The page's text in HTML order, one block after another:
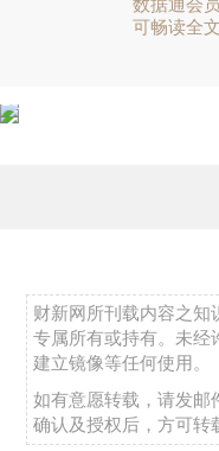
数据通会员
可畅读全文
财新网所刊载内容之知
专属所有或持有。未经
建立镜像等任何使用。
如有意愿转载，请发邮
确认及授权后，方可转